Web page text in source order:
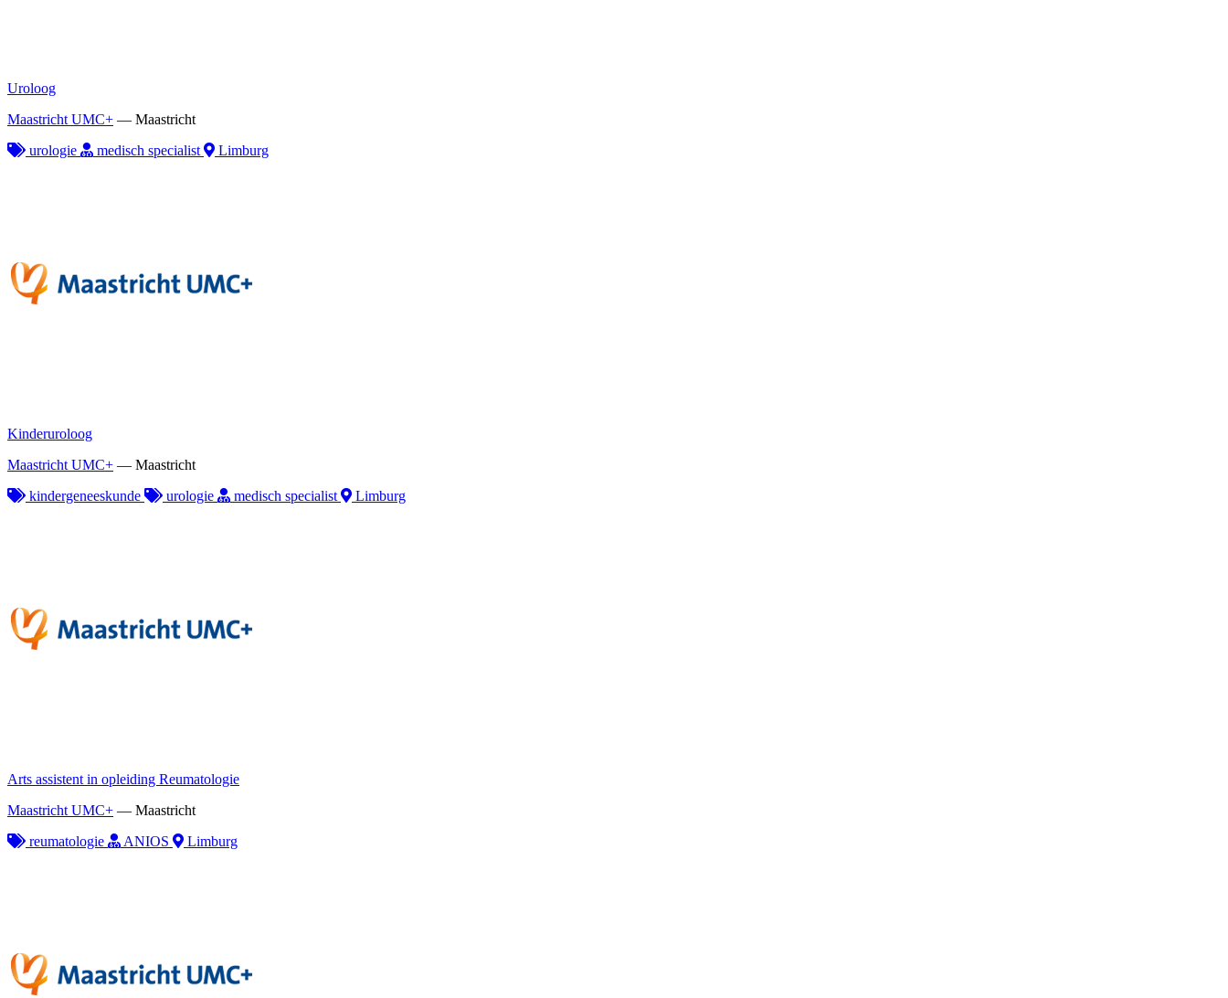
Uroloog
Maastricht UMC+ — Maastricht
urologie
medisch specialist Limburg
Kinderuroloog
Maastricht UMC+ — Maastricht
kindergeneeskunde
urologie medisch specialist Limburg
Arts assistent in opleiding Reumatologie
Maastricht UMC+ — Maastricht
reumatologie
ANIOS Limburg